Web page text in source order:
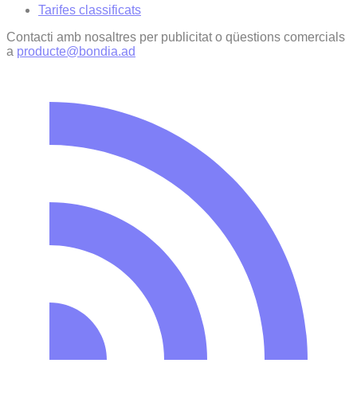
Tarifes classificats
Contacti amb nosaltres per publicitat o qüestions comercials
a producte@bondia.ad